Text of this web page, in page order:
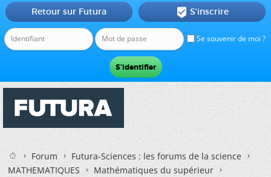
Se souvenir de moi ?
Retour sur Futura  S'inscrire
Forum
Futura-Sciences : les forums de la science
MATHEMATIQUES
Mathématiques du supérieur